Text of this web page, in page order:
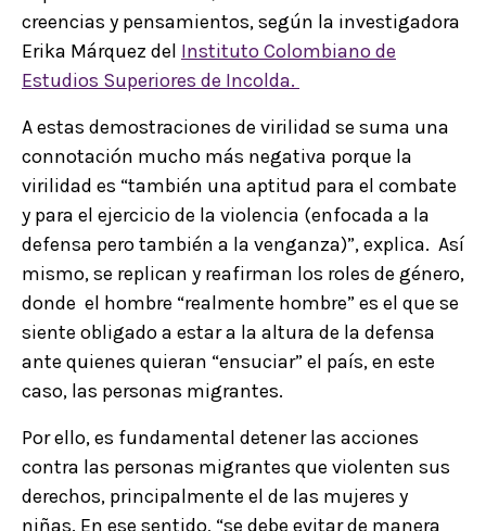
creencias y pensamientos, según la investigadora
Erika Márquez del Instituto Colombiano de
Estudios Superiores de Incolda.
A estas demostraciones de virilidad se suma una
connotación mucho más negativa porque la
virilidad es “también una aptitud para el combate
y para el ejercicio de la violencia (enfocada a la
defensa pero también a la venganza)”, explica. Así
mismo, se replican y reafirman los roles de género,
donde el hombre “realmente hombre” es el que se
siente obligado a estar a la altura de la defensa
ante quienes quieran “ensuciar” el país, en este
caso, las personas migrantes.
Por ello, es fundamental detener las acciones
contra las personas migrantes que violenten sus
derechos, principalmente el de las mujeres y
niñas. En ese sentido, “se debe evitar de manera